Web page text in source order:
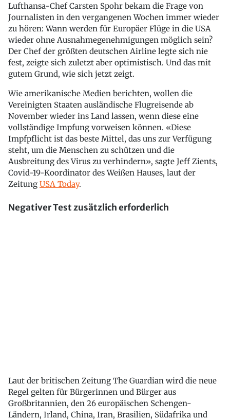
Lufthansa-Chef Carsten Spohr bekam die Frage von
Journalisten in den vergangenen Wochen immer wieder
zu hören: Wann werden für Europäer Flüge in die USA
wieder ohne Ausnahmegenehmigungen möglich sein?
Der Chef der größten deutschen Airline legte sich nie
fest, zeigte sich zuletzt aber optimistisch. Und das mit
gutem Grund, wie sich jetzt zeigt.
Wie amerikanische Medien berichten, wollen die
Vereinigten Staaten ausländische Flugreisende ab
November wieder ins Land lassen, wenn diese eine
vollständige Impfung vorweisen können. «Diese
Impfpflicht ist das beste Mittel, das uns zur Verfügung
steht, um die Menschen zu schützen und die
Ausbreitung des Virus zu verhindern», sagte Jeff Zients,
Covid-19-Koordinator des Weißen Hauses, laut der
Zeitung USA Today.
Negativer Test zusätzlich erforderlich
Laut der britischen Zeitung The Guardian wird die neue
Regel gelten für Bürgerinnen und Bürger aus
Großbritannien, den 26 europäischen Schengen-
Ländern, Irland, China, Iran, Brasilien, Südafrika und